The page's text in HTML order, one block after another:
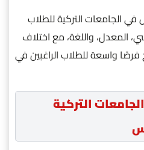
في الجامعات التركية للطلاب
المعدل، واللغة، مع اختلاف
فرصًا واسعة للطلاب الراغبين في
التركية